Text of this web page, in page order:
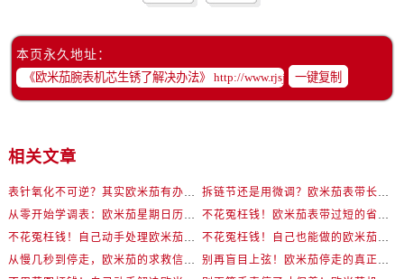
本页永久地址：
一键复制
相关文章
表针氧化不可逆？其实欧米茄有办法回春
拆链节还是用微调？欧米茄表带长度调整全解析
从零开始学调表：欧米茄星期日历型详细操作演示
不花冤枉钱！欧米茄表带过短的省钱处理方式
不花冤枉钱！自己动手处理欧米茄轻微表壳伤
不花冤枉钱！自己也能做的欧米茄机芯防锈小妙招
从慢几秒到停走，欧米茄的求救信号你读懂了吗？
别再盲目上弦！欧米茄停走的真正原因在这里